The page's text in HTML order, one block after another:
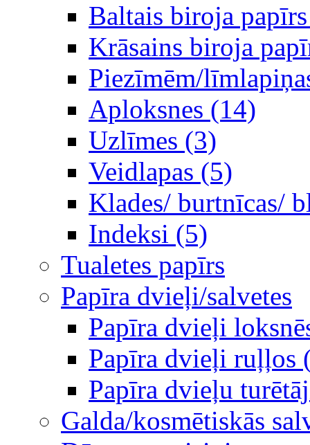
Baltais biroja
Krāsains biroja
Piezīmēm/
Aploksnes (14)
Uzlīmes (3)
Veidlapas (5)
Klades/ burtnīcas/
Indeksi (5)
Tualetes papīrs
Papīra dvieļi/salvetes
Papīra dvieļi
Papīra dvieļi ruļļos
Papīra dvieļu
Galda/kosmētiskās